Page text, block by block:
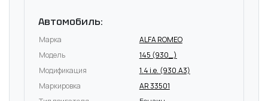
Автомобиль:
Марка
ALFA ROMEO
Модель
145 (930_)
Модификация
1.4 i.e. (930.A3)
Маркировка
AR 33501